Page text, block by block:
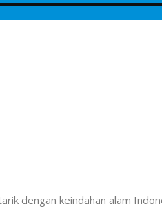
dengan keindahan alam